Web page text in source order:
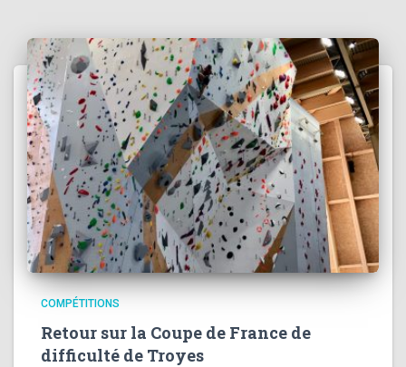
COMPÉTITIONS
Retour sur la Coupe de France de
difficulté de Troyes